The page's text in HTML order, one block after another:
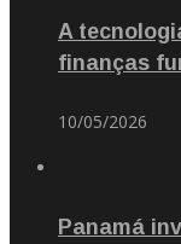
A
finanças
10/05/2026
Panamá